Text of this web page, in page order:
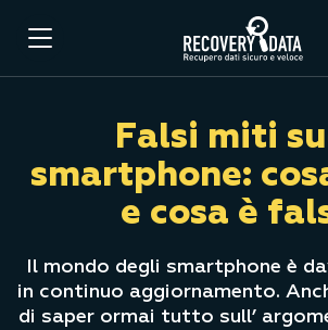
Falsi miti
smartphone:
e cosa è
Il mondo degli smartphone è
in continuo aggiornamento.
di saper ormai tutto sull’